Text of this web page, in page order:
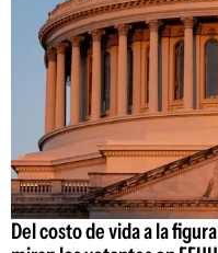
Del costo de vida a la